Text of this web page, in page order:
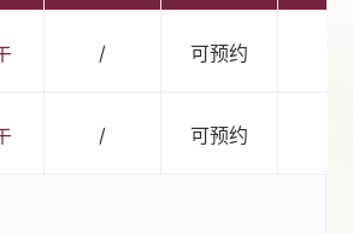
/ 可预约
/ 可预约